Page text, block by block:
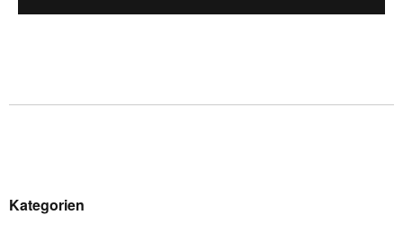
Kategorien